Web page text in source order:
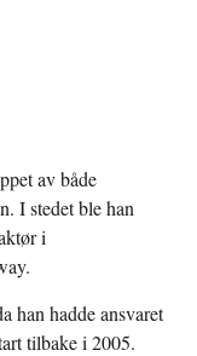
av både
I stedet ble han
i
han hadde ansvaret
tilbake i 2005.